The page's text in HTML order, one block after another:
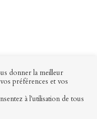
donner la meilleur
préférences et vos
à l'utilisation de tous